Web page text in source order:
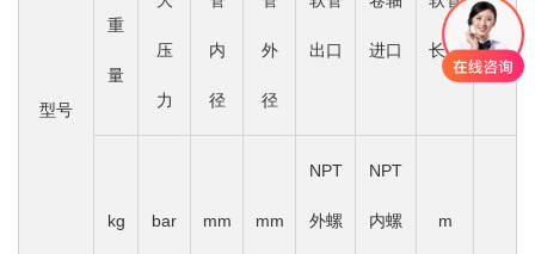
型号
重
量
压
力
内
径
外
径
出口 进口 长度 寸
kg bar mm mm
NPT
外螺
NPT
内螺 m